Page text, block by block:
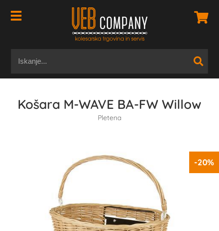
Košara M-WAVE BA-FW Willow
Pletena
-20%